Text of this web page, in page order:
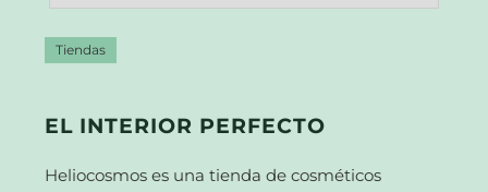
Tiendas
EL INTERIOR PERFECTO
Heliocosmos es una tienda de cosméticos